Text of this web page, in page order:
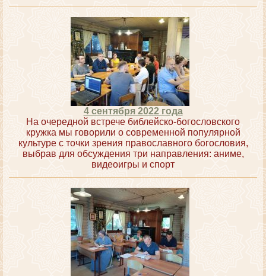
4 сентября 2022 года
На очередной встрече библейско-богословского
кружка мы говорили о современной популярной
культуре с точки зрения православного богословия,
выбрав для обсуждения три направления: аниме,
видеоигры и спорт